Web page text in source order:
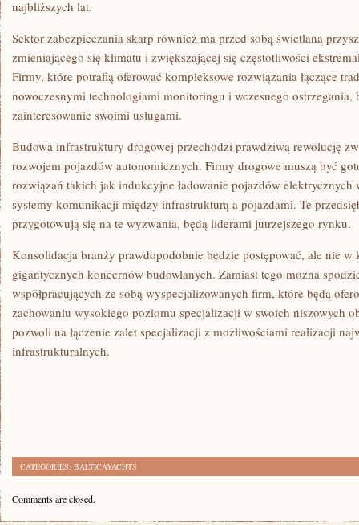
najbliższych lat.
Sektor zabezpieczania skarp również ma przed sobą świetlaną
zmieniającego się klimatu i zwiększającej się częstotliwości
Firmy, które potrafią oferować kompleksowe rozwiązania łączące
nowoczesnymi technologiami monitoringu i wczesnego ostrzegania,
zainteresowanie swoimi usługami.
Budowa infrastruktury drogowej przechodzi prawdziwą rewolucję
rozwojem pojazdów autonomicznych. Firmy drogowe muszą być
rozwiązań takich jak indukcyjne ładowanie pojazdów
systemy komunikacji między infrastrukturą a pojazdami. Te
przygotowują się na te wyzwania, będą liderami jutrzejszego rynku.
Konsolidacja branży prawdopodobnie będzie postępować, ale nie w
gigantycznych koncernów budowlanych. Zamiast tego można
współpracujących ze sobą wyspecjalizowanych firm, które będą
zachowaniu wysokiego poziomu specjalizacji w swoich niszowych
pozwoli na łączenie zalet specjalizacji z możliwościami realizacji
infrastrukturalnych.
CATEGORIES: BALTICAYACHTS
Comments are closed.